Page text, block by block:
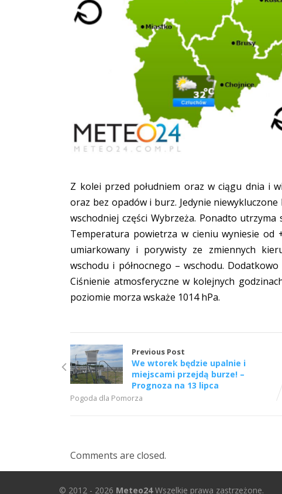
Z kolei przed południem oraz w ciągu dnia i
oraz bez opadów i burz. Jedynie
wschodniej części Wybrzeża. Ponadto
Temperatura powietrza w cieniu wyniesie od
umiarkowany i porywisty ze zmiennych
wschodu i północnego – wschodu.
Ciśnienie atmosferyczne w kolejnych
poziomie morza wskaże 1014 hPa.
Previous Post
We wtorek będzie upalnie i
miejscami przejdą burze! –
Prognoza na 13 lipca
Pogoda dla Pomorza
Comments are closed.
© 2012 - 2026 Meteo24Wszelkie prawa zastrzeżone.